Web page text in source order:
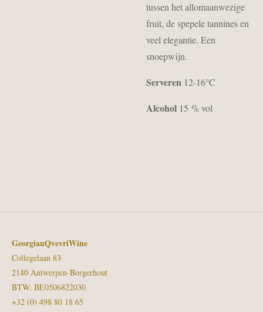
tussen het allomaanwezige
fruit, de spepele tannines en
veel elegantie. Een
snoepwijn.
Serveren 12-16°C
Alcohol 15 % vol
GeorgianQvevriWine
Collegelaan 83
2140 Antwerpen-Borgerhout
BTW: BE0506822030
+32 (0) 498 80 18 65